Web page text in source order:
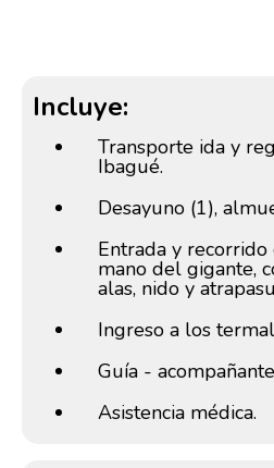
Incluye:
Transporte ida y
Ibagué.
Desayuno (1),
Entrada y
mano del gigante,
alas, nido y
Ingreso a los
Guía -
Asistencia médica.